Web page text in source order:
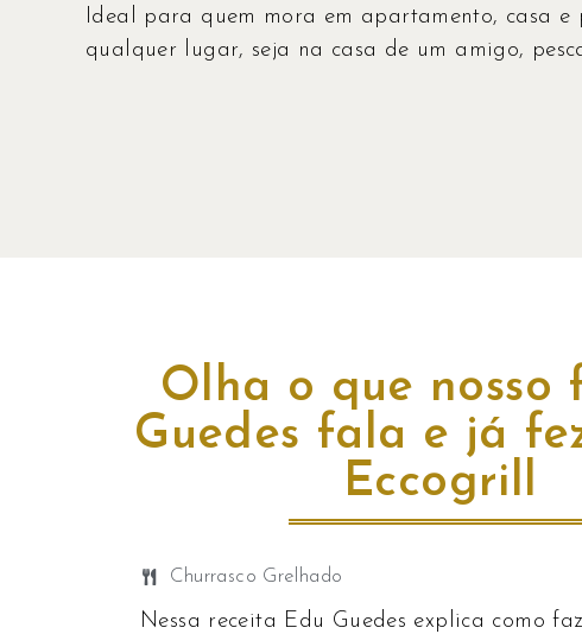
Ideal para quem mora em apartamento, casa
qualquer lugar, seja na casa de um amigo,
Olha o que nosso
Guedes fala e já
Eccogrill
Churrasco Grelhado
Nessa receita Edu Guedes explica como